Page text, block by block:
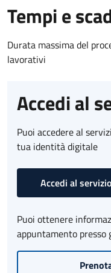
Tempi e
Durata massima del
lavorativi
Accedi al
Puoi accedere al
tua identità digitale
Accedi al servizio
Puoi ottenere
appuntamento presso